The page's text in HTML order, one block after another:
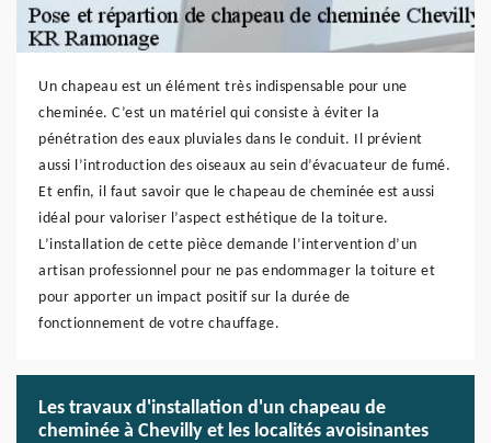
Un chapeau est un élément très indispensable pour une
cheminée. C’est un matériel qui consiste à éviter la
pénétration des eaux pluviales dans le conduit. Il prévient
aussi l’introduction des oiseaux au sein d’évacuateur de fumé.
Et enfin, il faut savoir que le chapeau de cheminée est aussi
idéal pour valoriser l’aspect esthétique de la toiture.
L’installation de cette pièce demande l’intervention d’un
artisan professionnel pour ne pas endommager la toiture et
pour apporter un impact positif sur la durée de
fonctionnement de votre chauffage.
Les travaux d'installation d'un chapeau de
cheminée à Chevilly et les localités avoisinantes